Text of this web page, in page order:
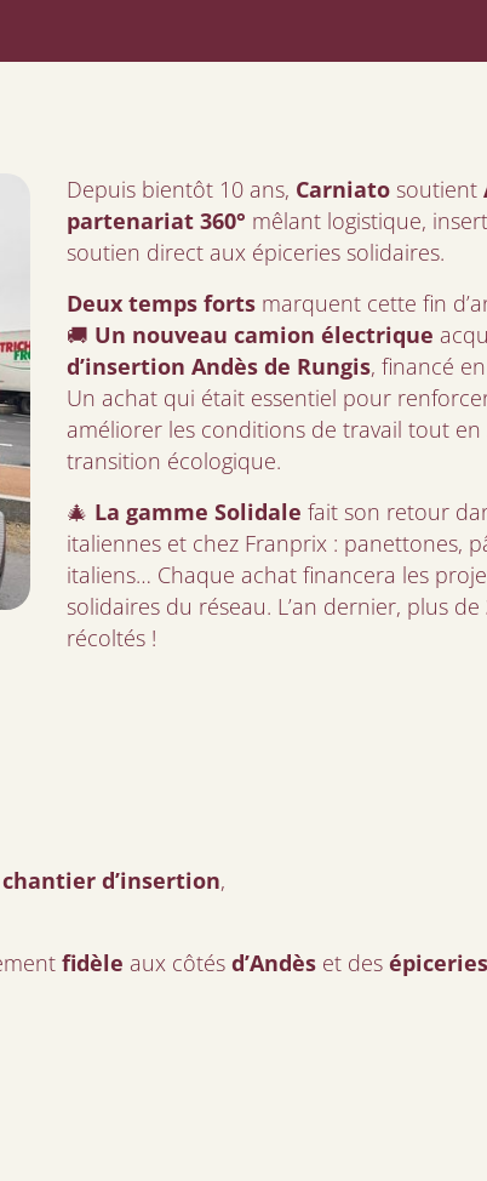
Depuis bientôt 10 ans, Carniato soutient
partenariat 360° mêlant logistique,
soutien direct aux épiceries solidaires.
Deux temps forts marquent cette fin
🚚 Un nouveau camion électrique
d’insertion Andès de Rungis, financé
Un achat qui était essentiel pour
améliorer les conditions de travail tout en
transition écologique.
🎄 La gamme Solidale fait son retour
italiennes et chez Franprix : panettones,
italiens… Chaque achat financera les
solidaires du réseau. L’an dernier, plus de
récoltés !
chantier d’insertion,
fidèle aux côtés d’Andès et des